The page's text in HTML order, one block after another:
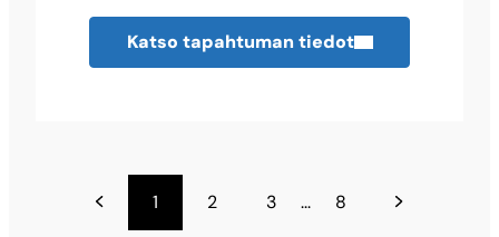
Katso tapahtuman tiedot
1 2 3 ... 8